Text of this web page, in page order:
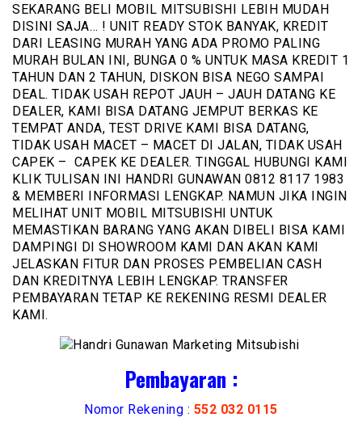
SEKARANG BELI MOBIL MITSUBISHI LEBIH MUDAH
DISINI SAJA… ! UNIT READY STOK BANYAK, KREDIT
DARI LEASING MURAH YANG ADA PROMO PALING
MURAH BULAN INI, BUNGA 0 % UNTUK MASA KREDIT 1
TAHUN DAN 2 TAHUN, DISKON BISA NEGO SAMPAI
DEAL. TIDAK USAH REPOT JAUH – JAUH DATANG KE
DEALER, KAMI BISA DATANG JEMPUT BERKAS KE
TEMPAT ANDA, TEST DRIVE KAMI BISA DATANG,
TIDAK USAH MACET – MACET DI JALAN, TIDAK USAH
CAPEK – CAPEK KE DEALER. TINGGAL HUBUNGI KAMI
KLIK TULISAN INI HANDRI GUNAWAN 0812 8117 1983
& MEMBERI INFORMASI LENGKAP. NAMUN JIKA INGIN
MELIHAT UNIT MOBIL MITSUBISHI UNTUK
MEMASTIKAN BARANG YANG AKAN DIBELI BISA KAMI
DAMPINGI DI SHOWROOM KAMI DAN AKAN KAMI
JELASKAN FITUR DAN PROSES PEMBELIAN CASH
DAN KREDITNYA LEBIH LENGKAP. TRANSFER
PEMBAYARAN TETAP KE REKENING RESMI DEALER
KAMI.
Pembayaran :
Nomor Rekening : 552 032 0115